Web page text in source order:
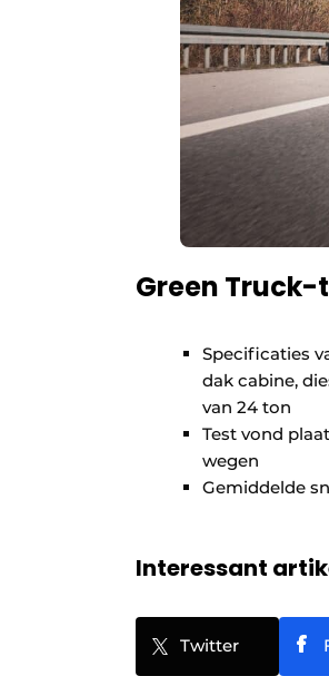
Green Truck-
Specificaties
dak cabine,
van 24 ton
Test vond
wegen
Gemiddelde
Interessant
Twitter